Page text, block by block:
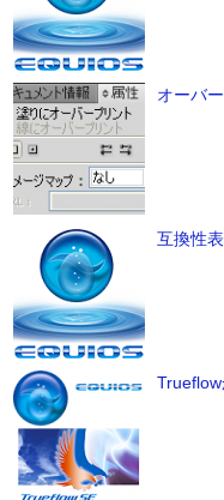
オーバ
互換性